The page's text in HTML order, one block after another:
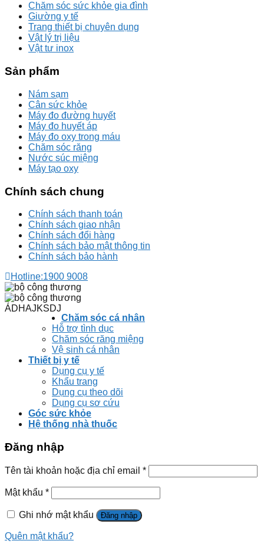
Chăm sóc sức khỏe gia đình
Giường y tế
Trang thiết bị chuyên dụng
Vật lý trị liệu
Vật tư inox
Sản phẩm
Nám sạm
Cân sức khỏe
Máy đo đường huyết
Máy đo huyết áp
Máy đo oxy trong máu
Chăm sóc răng
Nước súc miệng
Máy tạo oxy
Chính sách chung
Chính sách thanh toán
Chính sách giao nhận
Chính sách đổi hàng
Chính sách bảo mật thông tin
Chính sách bảo hành
Hotline:1900 9008
ÁDHAJKSDJ
Chăm sóc cá nhân
Hỗ trợ tình dục
Chăm sóc răng miệng
Vệ sinh cá nhân
Thiết bị y tế
Dụng cụ y tế
Khẩu trang
Dụng cụ theo dõi
Dụng cụ sơ cứu
Góc sức khỏe
Hệ thống nhà thuốc
Đăng nhập
Tên tài khoản hoặc địa chỉ email *
Mật khẩu *
Ghi nhớ mật khẩu Đăng nhập
Quên mật khẩu?